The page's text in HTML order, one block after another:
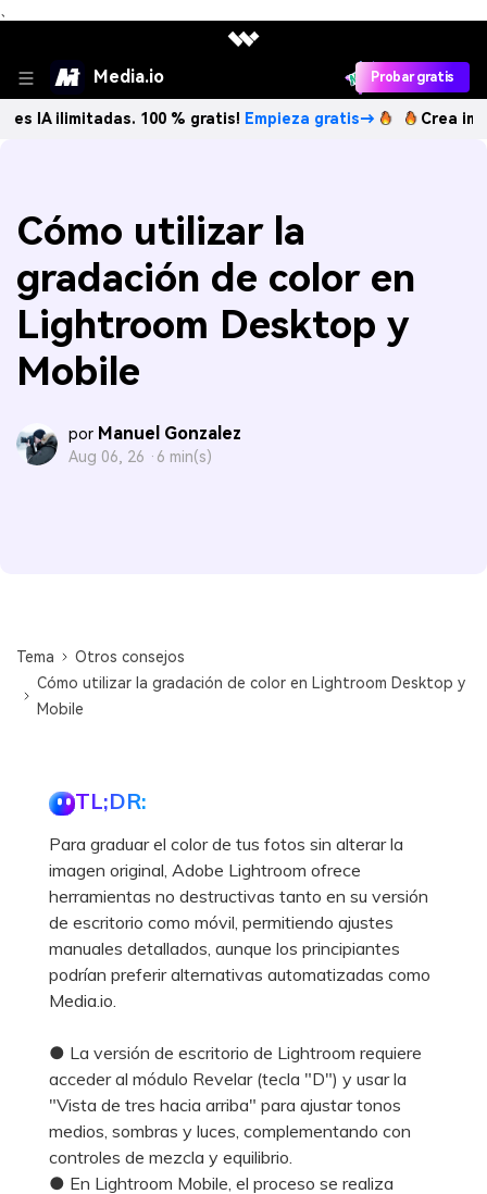
、
Media.io Probar gratis
100 % gratis! Empieza gratis→ Crea imágenes IA
Cómo utilizar la
gradación de color en
Lightroom Desktop y
Mobile
por Manuel Gonzalez
Aug 06, 26 · 6 min(s)
Tema
Otros consejos
Cómo utilizar la gradación de color en Lightroom Desktop y
Mobile
TL;DR:
Para graduar el color de tus fotos sin alterar la
imagen original, Adobe Lightroom ofrece
herramientas no destructivas tanto en su versión
de escritorio como móvil, permitiendo ajustes
manuales detallados, aunque los principiantes
podrían preferir alternativas automatizadas como
Media.io.
● La versión de escritorio de Lightroom requiere
acceder al módulo Revelar (tecla "D") y usar la
"Vista de tres hacia arriba" para ajustar tonos
medios, sombras y luces, complementando con
controles de mezcla y equilibrio.
● En Lightroom Mobile, el proceso se realiza